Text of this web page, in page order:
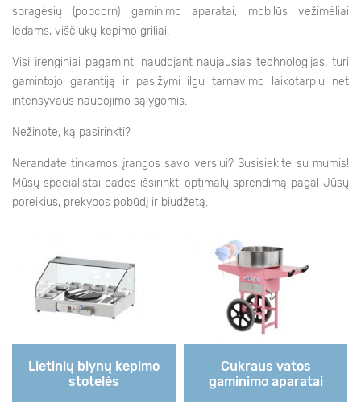
spragėsių (popcorn) gaminimo aparatai, mobilūs vežimėliai
ledams, viščiukų kepimo griliai.
Visi įrenginiai pagaminti naudojant naujausias technologijas, turi
gamintojo garantiją ir pasižymi ilgu tarnavimo laikotarpiu net
intensyvaus naudojimo sąlygomis.
Nežinote, ką pasirinkti?
Nerandate tinkamos įrangos savo verslui? Susisiekite su mumis!
Mūsų specialistai padės išsirinkti optimalų sprendimą pagal Jūsų
poreikius, prekybos pobūdį ir biudžetą.
Lietinių blynų kepimo
stotelės
Cukraus vatos
gaminimo aparatai